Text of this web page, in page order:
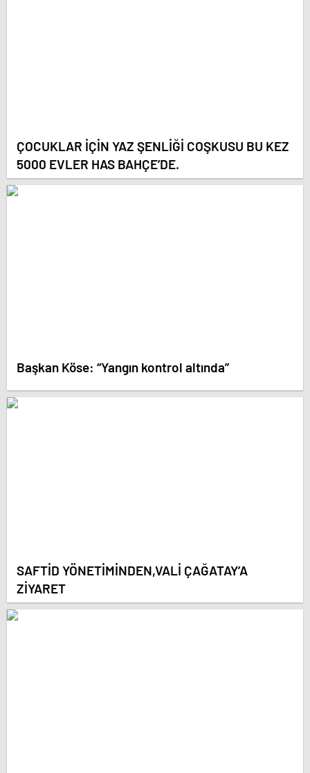
ÇOCUKLAR İÇİN YAZ ŞENLİĞİ COŞKUSU BU KEZ
5000 EVLER HAS BAHÇE’DE.
Başkan Köse: “Yangın kontrol altında”
SAFTİD YÖNETİMİNDEN,VALİ ÇAĞATAY’A
ZİYARET